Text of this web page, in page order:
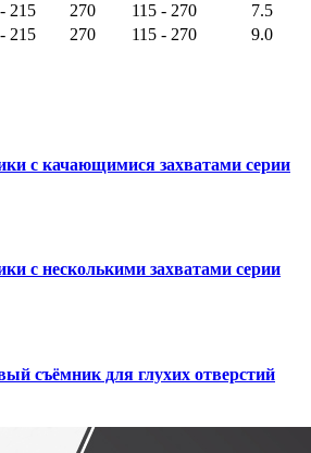
215 270 115 - 270
7.5
215 270 115 - 270 9.0
с качающимися захватами серии
с несколькими захватами серии
съёмник для глухих отверстий